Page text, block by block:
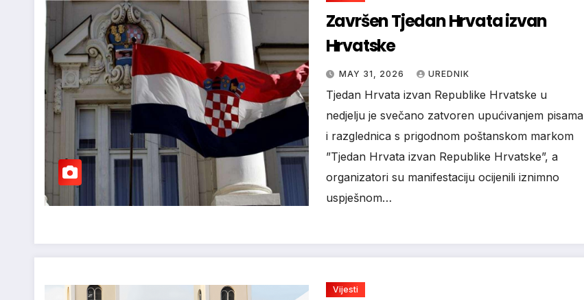
Završen Tjedan Hrvata izvan
Hrvatske
MAY 31, 2026 UREDNIK
Tjedan Hrvata izvan Republike Hrvatske u
nedjelju je svečano zatvoren upućivanjem pisama
i razglednica s prigodnom poštanskom markom
”Tjedan Hrvata izvan Republike Hrvatske”, a
organizatori su manifestaciju ocijenili iznimno
uspješnom…
Vijesti